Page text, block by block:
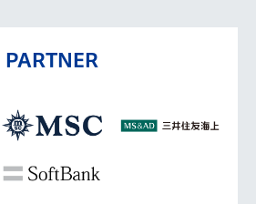
PARTNER